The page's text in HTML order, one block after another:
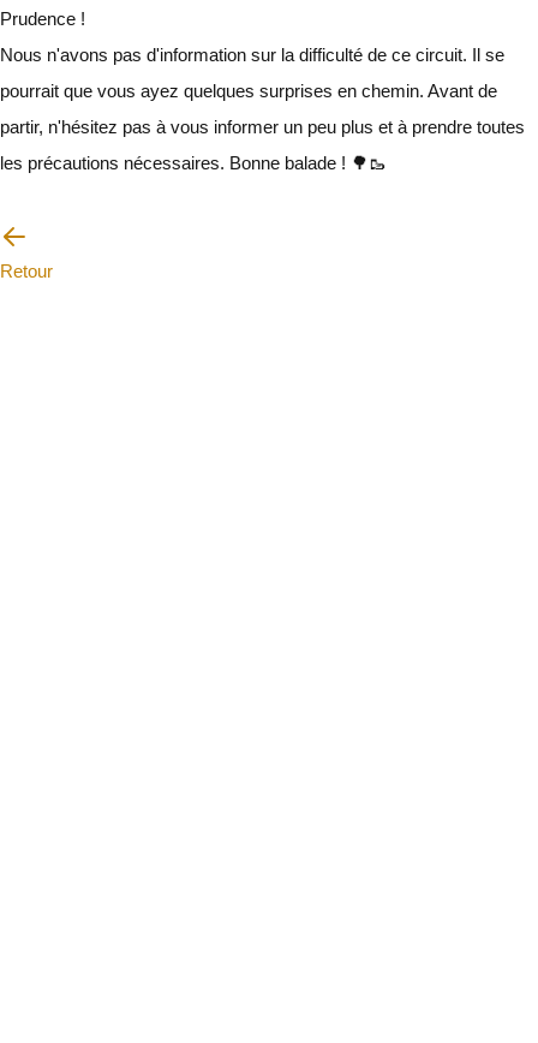
Prudence !
Nous n'avons pas d'information sur la difficulté de ce circuit. Il se
pourrait que vous ayez quelques surprises en chemin. Avant de
partir, n'hésitez pas à vous informer un peu plus et à prendre toutes
les précautions nécessaires. Bonne balade ! 🌳🥾
Retour